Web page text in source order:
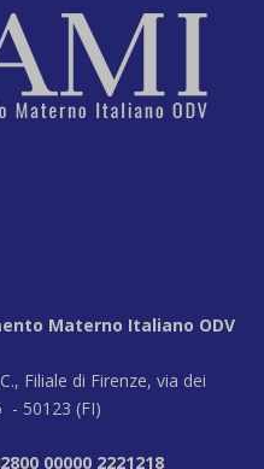
Materno Italiano ODV
Filiale di Firenze, via dei
- 50123 (FI)
00000 2221218